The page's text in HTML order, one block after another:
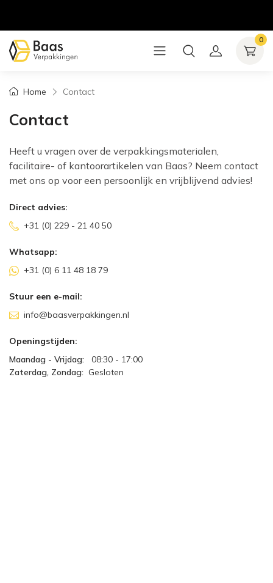
0
Home Contact
Contact
Heeft u vragen over de verpakkingsmaterialen,
facilitaire- of kantoorartikelen van Baas? Neem contact
met ons op voor een persoonlijk en vrijblijvend advies!
Direct advies:
+31 (0) 229 - 21 40 50
Whatsapp:
+31 (0) 6 11 48 18 79
Stuur een e-mail:
info@baasverpakkingen.nl
Openingstijden:
Maandag - Vrijdag:
08:30 - 17:00
Zaterdag, Zondag: Gesloten